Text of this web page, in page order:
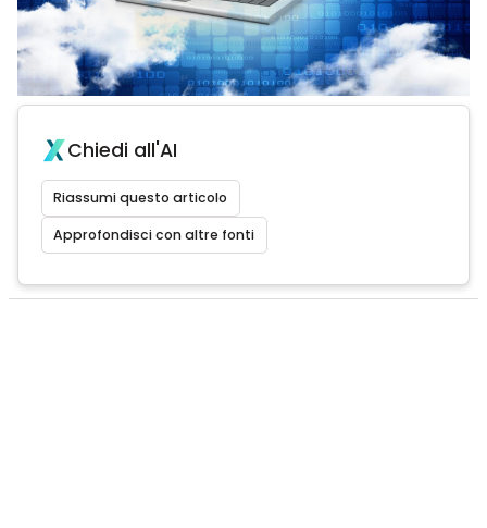
Chiedi all'AI
Riassumi questo articolo
Approfondisci con altre fonti